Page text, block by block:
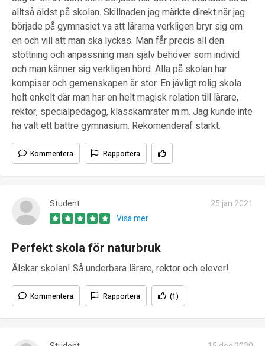
alltså äldst på skolan. Skillnaden jag märkte direkt när jag
började på gymnasiet va att lärarna verkligen bryr sig om
en och vill att man ska lyckas. Man får precis all den
stöttning och anpassning man själv behöver som individ
och man känner sig verkligen hörd. Alla på skolan har
kompisar och gemenskapen är stor. En jävligt rolig skola
helt enkelt där man har en helt magisk relation till lärare,
rektor, specialpedagog, klasskamrater m.m. Jag kunde inte
ha valt ett bättre gymnasium. Rekomenderaf starkt.
Kommentera Rapportera
Student
25 jan 2021
Visa mer
Perfekt skola för naturbruk
Älskar skolan! Så underbara lärare, rektor och elever!
Kommentera Rapportera (1)